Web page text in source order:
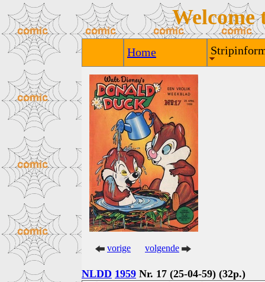
Welcome
Home
vorige volgende
NLDD 1959 Nr. 17 (25-04-59) (32p.)